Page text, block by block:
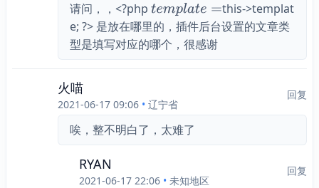
请问，，<?php template=
$template =$
this->templat
e; ?> 是放在哪里的，插件后台设置的文章类
型是填写对应的哪个，很感谢
火喵
2021-06-17 09:06 • 辽宁省
回复
唉，整不明白了，太难了
RYAN
2021-06-17 22:06 • 未知地区
回复